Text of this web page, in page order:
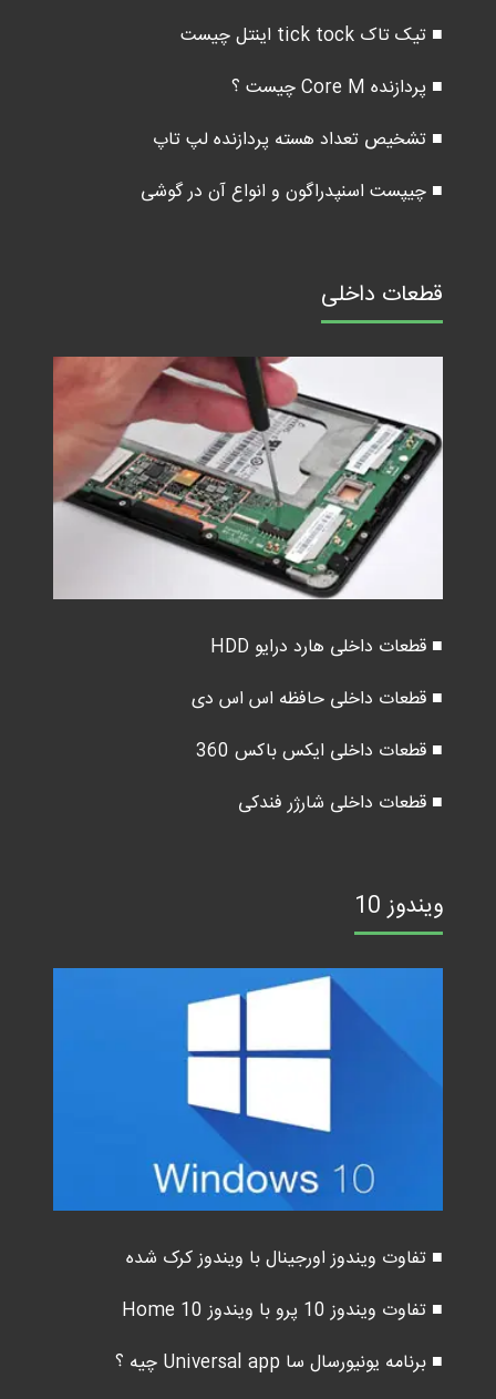
■ تیک تاک tick tock اینتل چیست
■ پردازنده Core M چیست ؟
■ تشخیص تعداد هسته پردازنده لپ تاپ
■ چیپست اسنپدراگون و انواع آن در گوشی
قطعات داخلی
■ قطعات داخلی هارد درایو HDD
■ قطعات داخلی حافظه اس اس دی
■ قطعات داخلی ایکس باکس 360
■ قطعات داخلی شارژر فندکی
ویندوز 10
■ تفاوت ویندوز اورجینال با ویندوز کرک شده
■ تفاوت ویندوز 10 پرو با ویندوز 10 Home
■ برنامه یونیورسال سا Universal app چیه ؟